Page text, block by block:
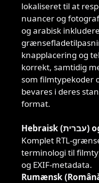
lokaliseret til at
nuancer og
og arabisk
knapplacering og
korrekt, samtidig
som
bevares i deres
format.
Komplet RTL-
terminologi til
og EXIF-metadata.
Rumænsk